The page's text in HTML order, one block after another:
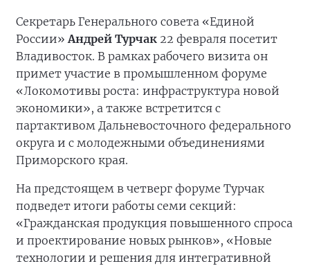
Секретарь Генерального совета «Единой
России»Андрей Турчак 22 февраля посетит
Владивосток. В рамках рабочего визита он
примет участие в промышленном форуме
«Локомотивы роста: инфраструктура новой
экономики», а также встретится с
партактивом Дальневосточного федерального
округа и с молодежными объединениями
Приморского края.
На предстоящем в четверг форуме Турчак
подведет итоги работы семи секций:
«Гражданская продукция повышенного спроса
и проектирование новых рынков», «Новые
технологии и решения для интегративной